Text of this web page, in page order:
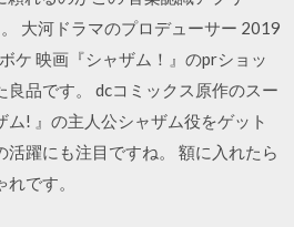
。 大河ドラマのプロデューサー 2019
ケ 映画『シャザム！』のprショッ
良品です。 dcコミックス原作のスー
! 』の主人公シャザム役をゲット
活躍にも注目ですね。 額に入れたら
です。